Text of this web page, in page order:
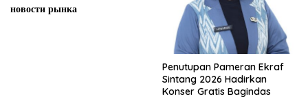
новости рынка
Penutupan Pameran Ekraf
Sintang 2026 Hadirkan
Konser Gratis Bagindas